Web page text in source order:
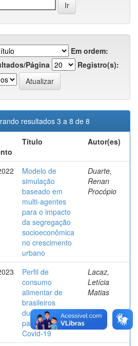
Em ordem:
Página
Registro(s):
resultados 3 a 8 de 8
Título Autor(es)
Modelo de
simulação
baseado em
multi-agentes
para o impacto
da segregação
socioeconômica
no crescimento
urbano
Duarte,
Renan
Procópio
Perfil de
consumo
alimentar de
brasileiros
durante a
pandemia de
Covid-19
Lacaz,
Letícia
Matias